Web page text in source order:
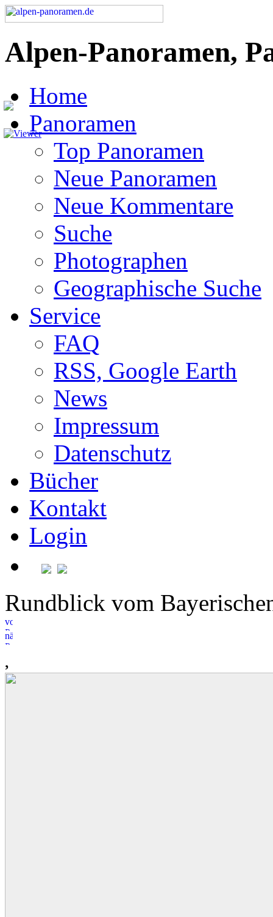
Alpen-Panoramen,
Home
Panoramen
Top Panoramen
Neue Panoramen
Neue Kommentare
Suche
Photographen
Geographische Suche
Service
FAQ
RSS, Google Earth
News
Impressum
Datenschutz
Bücher
Kontakt
Login
Rundblick vom